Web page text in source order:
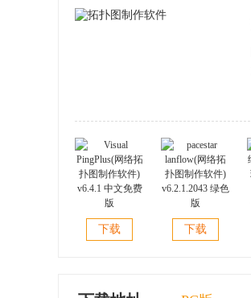
Visual
PingPlus(网络拓
下载
pacestar
lanflow(网络拓
下载